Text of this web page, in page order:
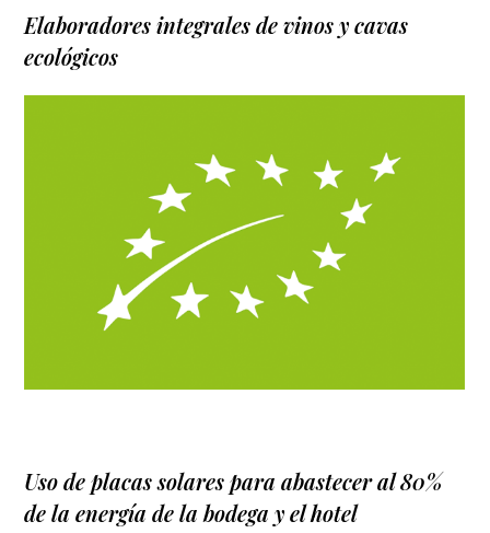
Elaboradores integrales de vinos y cavas
ecológicos
Uso de placas solares para abastecer al 80%
de la energía de la bodega y el hotel